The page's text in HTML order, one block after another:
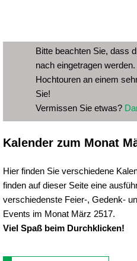
Bitte beachten Sie, dass
nach eingetragen
Hochtouren an einem
Sie!
Vermissen Sie etwas?
Kalender zum Monat
Hier finden Sie verschiedene
finden auf dieser Seite eine
verschiedenste Feier-, Gedenk-
Events im Monat März 2517.
Viel Spaß beim Durchklicken!